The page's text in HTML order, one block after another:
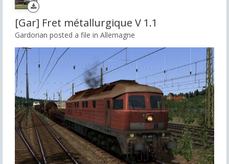
[Gar] Fret métallurgique V 1.1
Gardorian posted a file in Allemagne